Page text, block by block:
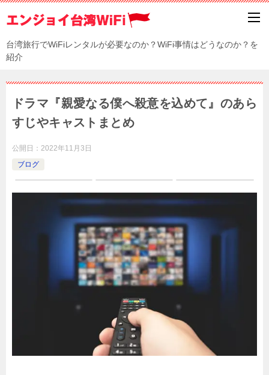
台湾旅行でWiFiレンタルが必要なのか？WiFi事情はどうなのか？を
紹介
ドラマ『親愛なる僕へ殺意を込めて』のあら
すじやキャストまとめ
公開日： 2022年11月3日
ブログ